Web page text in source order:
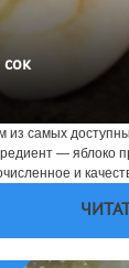
из самых
— яблоко
и